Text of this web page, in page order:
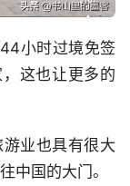
小时过境免签
这也让更多的
业也具有很大
中国的大门。